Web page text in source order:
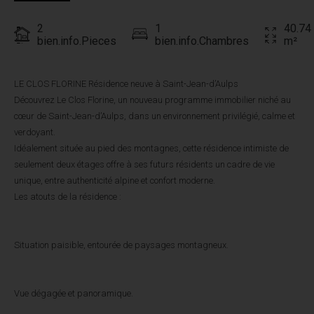
2
bien.info.Pieces
1
bien.info.Chambres
40.74
m²
LE CLOS FLORINE Résidence neuve à Saint-Jean-d’Aulps
Découvrez Le Clos Florine, un nouveau programme immobilier niché au
cœur de Saint-Jean-d’Aulps, dans un environnement privilégié, calme et
verdoyant.
Idéalement située au pied des montagnes, cette résidence intimiste de
seulement deux étages offre à ses futurs résidents un cadre de vie
unique, entre authenticité alpine et confort moderne.
Les atouts de la résidence :
Situation paisible, entourée de paysages montagneux.
Vue dégagée et panoramique.